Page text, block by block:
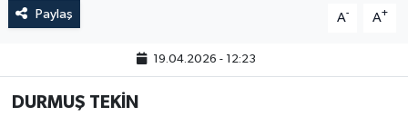
Paylaş A- A+
19.04.2026 - 12:23
DURMUŞ TEKİN